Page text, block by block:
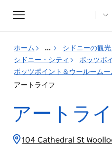
Toggle
navigation
ホーム ...
シドニーの観光
シドニー・シティ
ポッツポ
ポッツポイント＆ウールーム
アートライフ
アートラ
104 Cathedral St